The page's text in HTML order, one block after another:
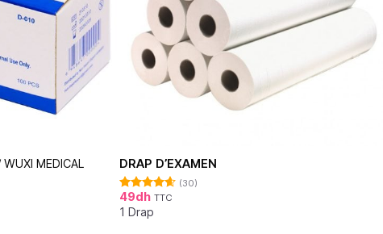
WUXI MEDICAL DRAP D’EXAMEN
Note4.62
sur 5
(30)
49dh TTC
1 Drap